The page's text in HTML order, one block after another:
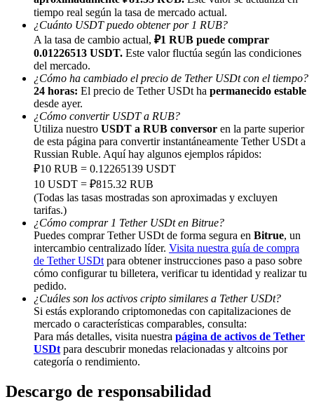
Invita a un amigo para recibir recompensas en efectivo
BTC Welcome Rewards
BTC Welcome Rewards
Deposit & Trade BTC to Share 25000 USDT prize pool!
Deposit CASHCAT & Win
Share 500000 CASHCAT prize pool
Register & Trade to Win 500,000 USDT
tiempo real según la tasa de mercado actual.
¿Cuánto USDT puedo obtener por 1 RUB?
A la tasa de cambio actual, ₽1 RUB puede comprar
0.01226513 USDT. Este valor fluctúa según las condiciones
del mercado.
¿Cómo ha cambiado el precio de Tether USDt con el tiempo?
24 horas: El precio de Tether USDt ha permanecido estable
desde ayer.
¿Cómo convertir USDT a RUB?
Utiliza nuestro USDT a RUB conversor en la parte superior
de esta página para convertir instantáneamente Tether USDt a
Russian Ruble. Aquí hay algunos ejemplos rápidos:
₽10 RUB = 0.12265139 USDT
10 USDT = ₽815.32 RUB
(Todas las tasas mostradas son aproximadas y excluyen
tarifas.)
¿Cómo comprar 1 Tether USDt en Bitrue?
Puedes comprar Tether USDt de forma segura en Bitrue, un
intercambio centralizado líder. Visita nuestra guía de compra
de Tether USDt para obtener instrucciones paso a paso sobre
cómo configurar tu billetera, verificar tu identidad y realizar tu
pedido.
¿Cuáles son los activos cripto similares a Tether USDt?
Si estás explorando criptomonedas con capitalizaciones de
mercado o características comparables, consulta:
Para más detalles, visita nuestra página de activos de Tether
USDt para descubrir monedas relacionadas y altcoins por
categoría o rendimiento.
Descargo de responsabilidad